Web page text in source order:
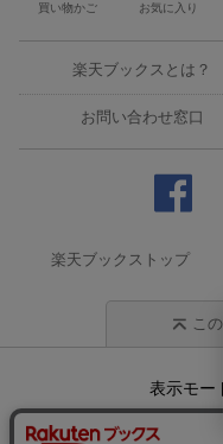
買い物かご お気に入り
楽天ブックスとは？
お問い合わせ窓口
楽天ブックストップ
こ
表示モード
企業情報 個人情報保